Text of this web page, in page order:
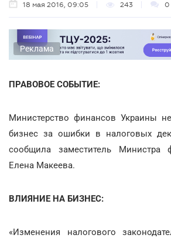
18 мая 2016, 09:05 243 0
Реклама
ПРАВОВОЕ СОБЫТИЕ:
Министерство финансов Украины
бизнес за ошибки в налоговых
сообщила заместитель Министра
Елена Макеева.
ВЛИЯНИЕ НА БИЗНЕС:
«Изменения налогового